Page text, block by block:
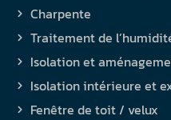
Charpente
Traitement de
Isolation et
Isolation intérieure et
Fenêtre de toit / velux